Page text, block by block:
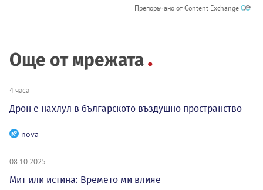
Препоръчано от Content Exchange
Още от мрежата
4 часа
Дрон е нахлул в българското въздушно пространство
nova
08.10.2025
Мит или истина: Времето ми влияе